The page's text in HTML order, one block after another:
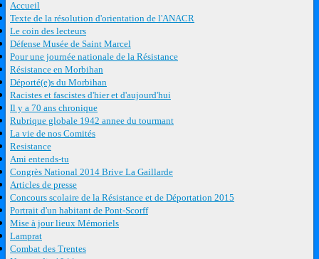
Accueil
Texte de la résolution d'orientation de l'ANACR
Le coin des lecteurs
Défense Musée de Saint Marcel
Pour une journée nationale de la Résistance
Résistance en Morbihan
Déporté(e)s du Morbihan
Racistes et fascistes d'hier et d'aujourd'hui
Il y a 70 ans chronique
Rubrique globale 1942 annee du tourmant
La vie de nos Comités
Resistance
Ami entends-tu
Congrès National 2014 Brive La Gaillarde
Articles de presse
Concours scolaire de la Résistance et de Déportation 2015
Portrait d'un habitant de Pont-Scorff
Mise à jour lieux Mémoriels
Lamprat
Combat des Trentes